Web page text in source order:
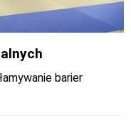
barier